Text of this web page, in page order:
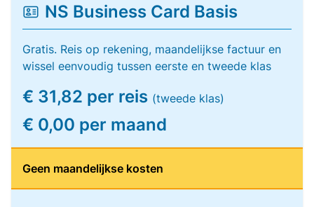
NS Business Card Basis
Gratis. Reis op rekening, maandelijkse factuur en
wissel eenvoudig tussen eerste en tweede klas
€ 31,82 per reis (tweede klas)
€ 0,00 per maand
Geen maandelijkse kosten